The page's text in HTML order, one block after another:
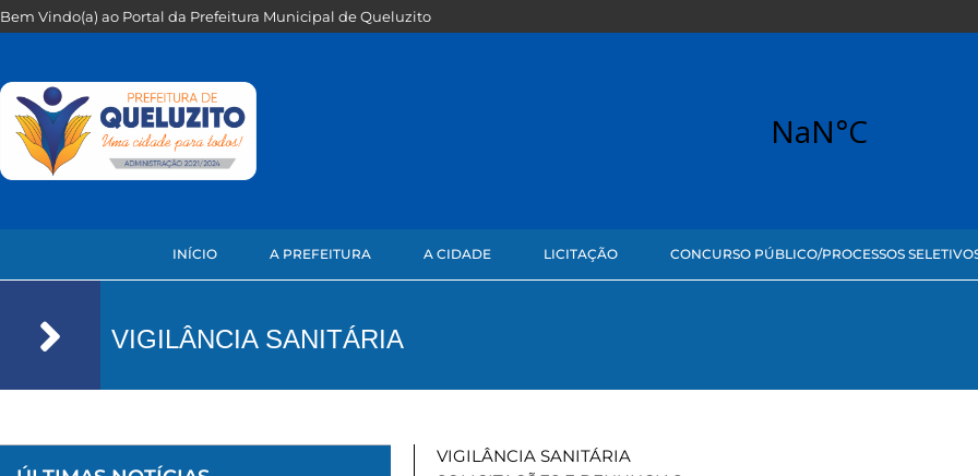
Bem Vindo(a) ao Portal da Prefeitura Municipal de Queluzito
INÍCIO A PREFEITURA A CIDADE LICITAÇÃO CONCURSO PÚBLICO/PROCESSOS
VIGILÂNCIA SANITÁRIA
VIGILÂNCIA SANITÁRIA